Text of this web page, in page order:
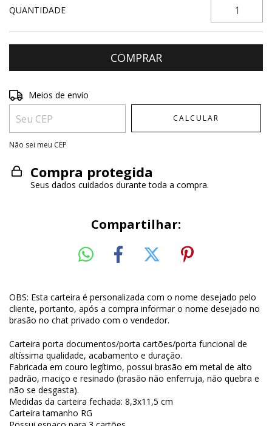
QUANTIDADE
Entregas para o CEP:
Meios de envio
CALCULAR
Não sei meu CEP
Compra protegida
Seus dados cuidados durante toda a compra.
Compartilhar:
OBS: Esta carteira é personalizada com o nome desejado pelo
cliente, portanto, após a compra informar o nome desejado no
brasão no chat privado com o vendedor.
Carteira porta documentos/porta cartões/porta funcional de
altíssima qualidade, acabamento e duração.
Fabricada em couro legítimo, possui brasão em metal de alto
padrão, maciço e resinado (brasão não enferruja, não quebra e
não se desgasta).
Medidas da carteira fechada: 8,3x11,5 cm
Carteira tamanho RG